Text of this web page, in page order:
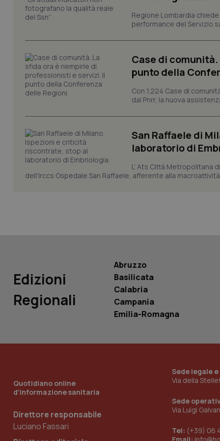
Regione Lombardia
performance del Servizio
Case di
punto della
Con 1.224 Case di
dal Pnrr, la nuova
San Raffaele di
laboratorio di
L’ Ats Città Metropolitana
dell'Irccs Ospedale San Raffaele, afferente alla
Edizioni
Regionali
Abruzzo
Basilicata
Calabria
Campania
Emilia-Romagna
Quotidiano online
d'informazione sanitaria
Direttore responsabile
Luciano Fassari
Sede legale
Via della
Sede
Via Luigi
Tel: (+39) 06
CookieScriptConsent
tracking-sites-
session-id
YSC